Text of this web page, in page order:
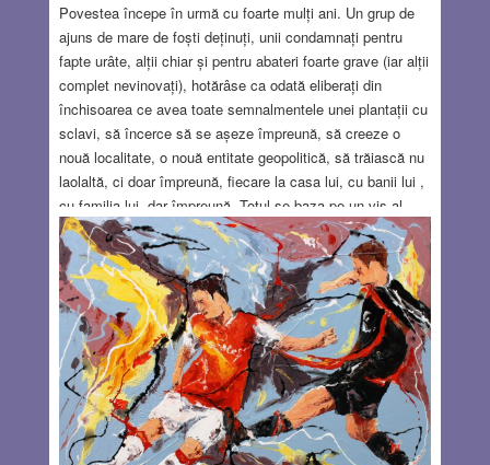
Povestea începe în urmă cu foarte mulți ani. Un grup de
ajuns de mare de foști deținuți, unii condamnați pentru
fapte urâte, alții chiar și pentru abateri foarte grave (iar alții
complet nevinovați), hotărâse ca odată eliberați din
închisoarea ce avea toate semnalmentele unei plantații cu
sclavi, să încerce să se așeze împreună, să creeze o
nouă localitate, o nouă entitate geopolitică, să trăiască nu
laolaltă, ci doar împreună, fiecare la casa lui, cu banii lui ,
cu familia lui, dar împreună. Totul se baza pe un vis al
unuia dintre ei. În acel vis apăruse un batrân cu barbă albă
care îi promitea un pământ și prezicea visătorului că așa
vor putea cu toții să se re-aranjeze în viață. Se făcu că
găsiseră, după o lungă căutare și un drum și mai lung, o
bucată de pământ nefolosită, necultivată,
Read more…
NOV 23, 2017 0 COMMENTS